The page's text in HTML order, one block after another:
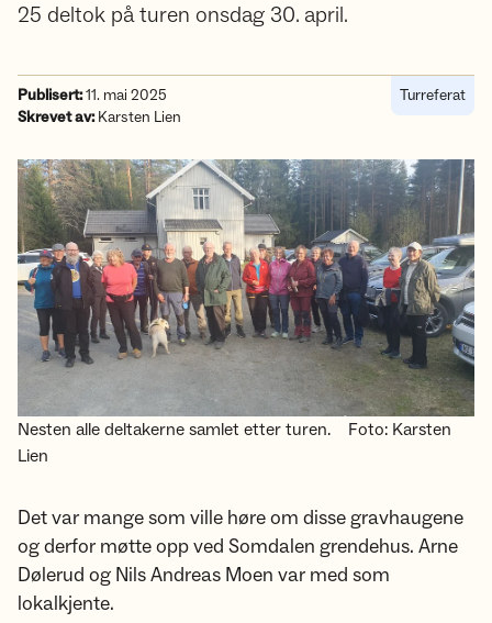
25 deltok på turen onsdag 30. april.
Publisert:11. mai 2025
Skrevet av:Karsten Lien
Turreferat
Nesten alle deltakerne samlet etter turen.
Foto: Karsten
Lien
Det var mange som ville høre om disse gravhaugene
og derfor møtte opp ved Somdalen grendehus. Arne
Dølerud og Nils Andreas Moen var med som
lokalkjente.